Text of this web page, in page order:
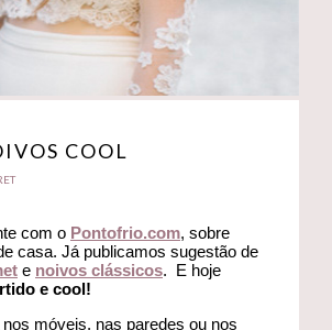
COOL
com o Pontofrio.com, sobre
casa. Já publicamos sugestão de
e noivos clássicos. E hoje
e cool!
móveis, nas paredes ou nos